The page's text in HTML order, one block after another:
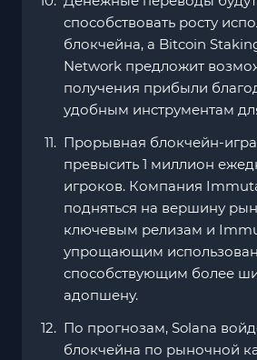
способствовать росту
блокчейна, а Bitcoin
Network предложит
получения прибыли
удобным инструментам
Прорывная блокчейн-
превысить 1 миллион
игроков. Компания
подняться на вершину
ключевым релизам и
упрощающим
способствующим более
адопшену.
По прогнозам, Solana
блокчейна по рыночной